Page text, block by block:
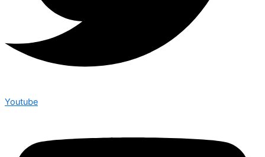
Youtube